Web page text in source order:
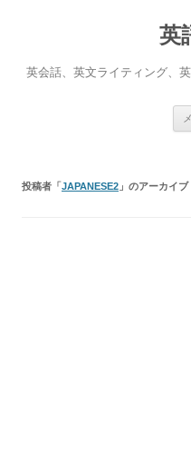
英
英会話、英文ライティング、
投稿者「JAPANESE2 」のアーカイブ